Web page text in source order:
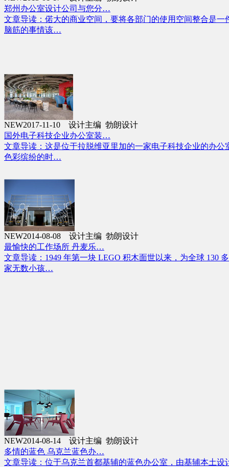
郑州办公室设计公司与您分…
文章导读：偌大的商业空间，要将各部门的使用空间整合是一
脑筋的事情该…
NEW2017-11-10 设计主编 勃朗设计
国外电子科技企业办公室装…
文章导读：这是位于拉脱维亚里加的一家电子科技企业的办公
色彩缤纷的时…
NEW2014-08-08 设计主编 勃朗设计
最愉快的工作场所 丹麦乐…
文章导读：1949 年第一块 LEGO 积木面世以来，为全球 130
家无数小孩…
NEW2014-08-14 设计主编 勃朗设计
多情的蓝色 乌克兰蓝色办…
文章导读：位于乌克兰首都基辅的蓝色办公室，由基辅本土设